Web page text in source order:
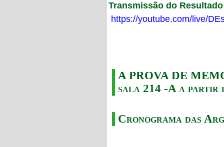
Transmissão do
https://youtube.com/live/
A PROVA DE
sala 214 -A a partir
Cronograma das